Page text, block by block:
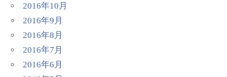
2016年10月
2016年9月
2016年8月
2016年7月
2016年6月